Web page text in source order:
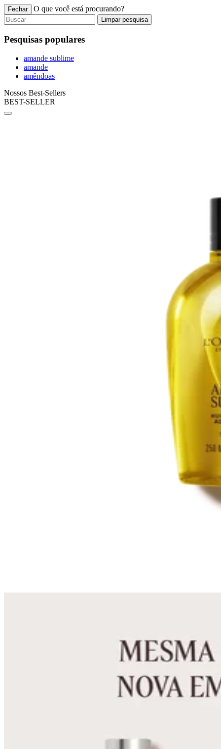
Fechar O que você está procurando?
Limpar pesquisa
Pesquisas populares
amande sublime
amande
amêndoas
Nossos Best-Sellers
BEST-SELLER